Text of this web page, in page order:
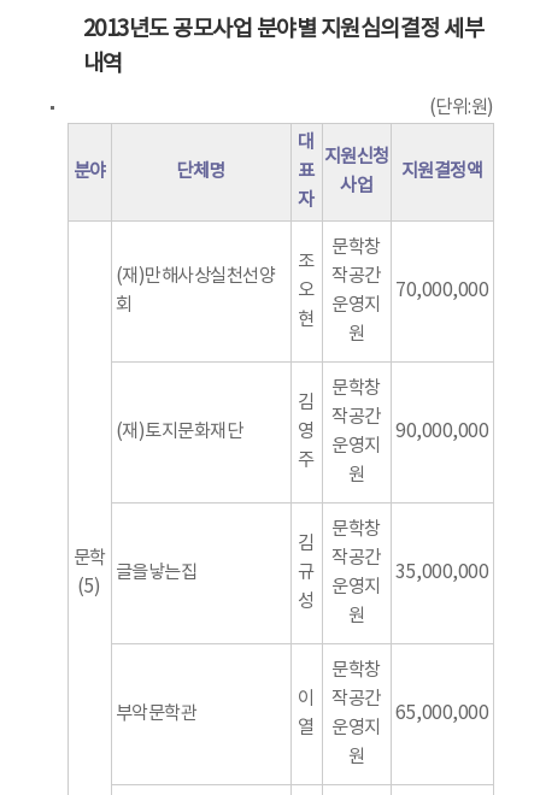
2013년도 공모사업 분야별 지원심의결정 세부
내역
(단위:원)
분야 단체명
대
표
자
지원신청
사업
지원결정액
문학
(5)
(재)만해사상실천선양
회
조
오
현
문학창
작공간
운영지
원
70,000,000
(재)토지문화재단
김
영
주
문학창
작공간
운영지
원
90,000,000
글을낳는집
김
규
성
문학창
작공간
운영지
원
35,000,000
부악문학관
이
열
문학창
작공간
운영지
원
65,000,000